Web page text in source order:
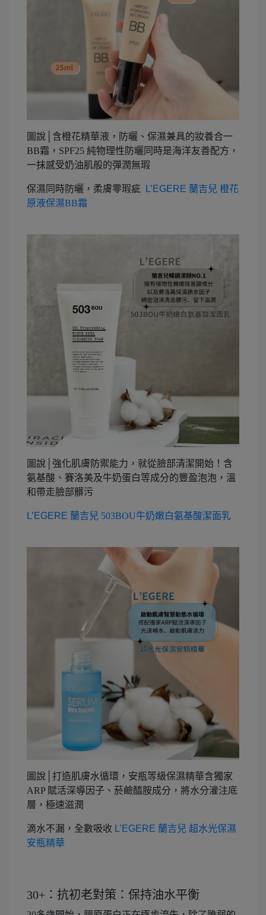
圖說│含橙花精華液，防曬、保濕兼具的妝養合一
BB霜，SPF25 純物理性防曬同時是海洋友善配方，
一抹感受奶油肌般的彈潤無瑕
保濕同時防曬，柔膚零瑕疵 L’EGERE 蘭吉兒 橙花
原液保濕BB霜
圖說│強化肌膚防禦能力，就從臉部清潔開始！含
氨基酸、賽洛美及牛奶蛋白等成分的豐盈泡泡，溫
和帶走臉部髒污
L’EGERE 蘭吉兒 503BOU牛奶嫩白氨基酸潔面乳
圖說│打造肌膚水循環，安瓶等級保濕精華含獨家
ARP 賦活深導因子、菸鹼醯胺成分，將水分灌注底
層，極速滋潤
滴水不漏，全數吸收 L’EGERE 蘭吉兒 超水光保濕
安瓶精華
30+：抗初老對策：保持油水平衡